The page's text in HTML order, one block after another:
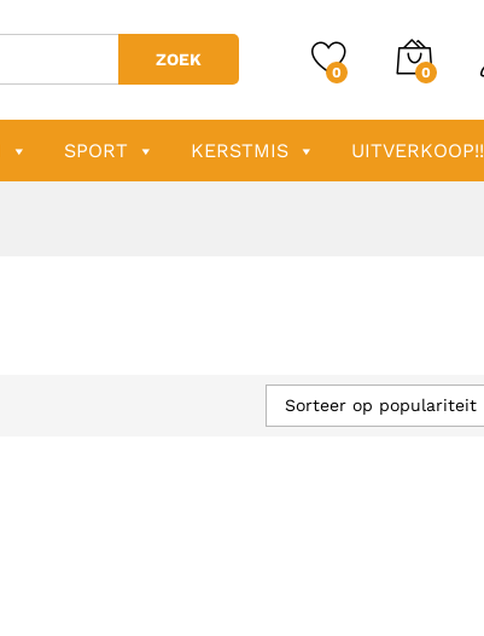
ZOEK
0 0
SPORT KERSTMIS UITVERKOOP!!
Sorteer op populariteit